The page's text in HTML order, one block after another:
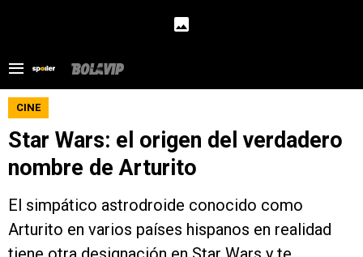
CINE
Star Wars: el origen del verdadero
nombre de Arturito
El simpático astrodroide conocido como
Arturito en varios países hispanos en realidad